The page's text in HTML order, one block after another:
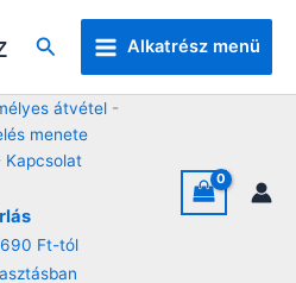
Keresés Alkatrész menü
átvétel -
menete
Kapcsolat
Ft-tól